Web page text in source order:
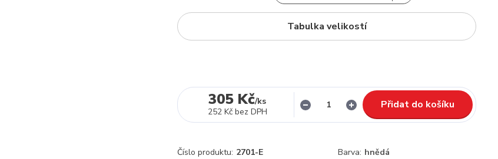
Tabulka velikostí
305 Kč/ks
252 Kč bez DPH
Přidat do košíku
Číslo produktu: 2701-E Barva: hnědá